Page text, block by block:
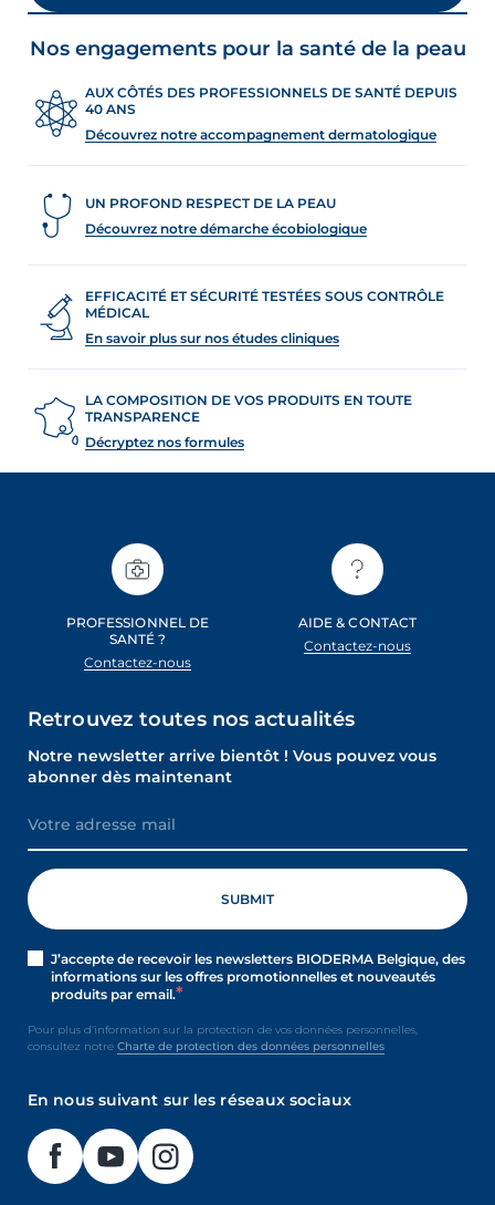
Nos engagements pour la santé de la peau
AUX CÔTÉS DES PROFESSIONNELS DE SANTÉ DEPUIS
40 ANS
Découvrez notre accompagnement dermatologique
UN PROFOND RESPECT DE LA PEAU
Découvrez notre démarche écobiologique
EFFICACITÉ ET SÉCURITÉ TESTÉES SOUS CONTRÔLE
MÉDICAL
En savoir plus sur nos études cliniques
LA COMPOSITION DE VOS PRODUITS EN TOUTE
TRANSPARENCE
Décryptez nos formules
PROFESSIONNEL DE
SANTÉ ?
Contactez-nous
AIDE & CONTACT
Contactez-nous
Retrouvez toutes nos actualités
Notre newsletter arrive bientôt ! Vous pouvez vous
abonner dès maintenant
J’accepte de recevoir les newsletters BIODERMA Belgique, des
informations sur les offres promotionnelles et nouveautés
produits par email.
Pour plus d’information sur la protection de vos données personnelles,
consultez notre Charte de protection des données personnelles
En nous suivant sur les réseaux sociaux